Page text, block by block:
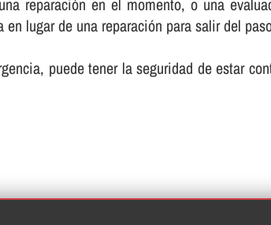
reparación en el momento, o una
lugar de una reparación para salir del
puede tener la seguridad de estar